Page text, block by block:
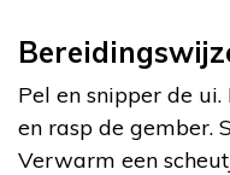
Pel en snipper de
en rasp de gember.
Verwarm een